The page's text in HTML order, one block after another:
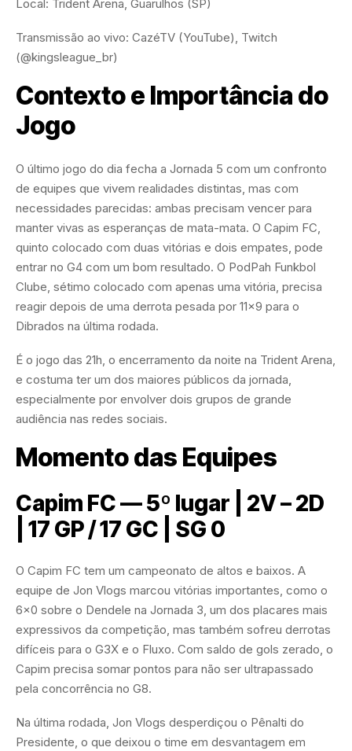
Local: Trident Arena, Guarulhos (SP)
Transmissão ao vivo: CazéTV (YouTube), Twitch
(@kingsleague_br)
Contexto e Importância do
Jogo
O último jogo do dia fecha a Jornada 5 com um confronto
de equipes que vivem realidades distintas, mas com
necessidades parecidas: ambas precisam vencer para
manter vivas as esperanças de mata-mata. O Capim FC,
quinto colocado com duas vitórias e dois empates, pode
entrar no G4 com um bom resultado. O PodPah Funkbol
Clube, sétimo colocado com apenas uma vitória, precisa
reagir depois de uma derrota pesada por 11×9 para o
Dibrados na última rodada.
É o jogo das 21h, o encerramento da noite na Trident Arena,
e costuma ter um dos maiores públicos da jornada,
especialmente por envolver dois grupos de grande
audiência nas redes sociais.
Momento das Equipes
Capim FC — 5º lugar | 2V – 2D
| 17 GP / 17 GC | SG 0
O Capim FC tem um campeonato de altos e baixos. A
equipe de Jon Vlogs marcou vitórias importantes, como o
6×0 sobre o Dendele na Jornada 3, um dos placares mais
expressivos da competição, mas também sofreu derrotas
difíceis para o G3X e o Fluxo. Com saldo de gols zerado, o
Capim precisa somar pontos para não ser ultrapassado
pela concorrência no G8.
Na última rodada, Jon Vlogs desperdiçou o Pênalti do
Presidente, o que deixou o time em desvantagem em